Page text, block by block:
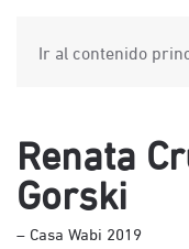
Ir al contenido
Renata
Gorski
– Casa Wabi 2019